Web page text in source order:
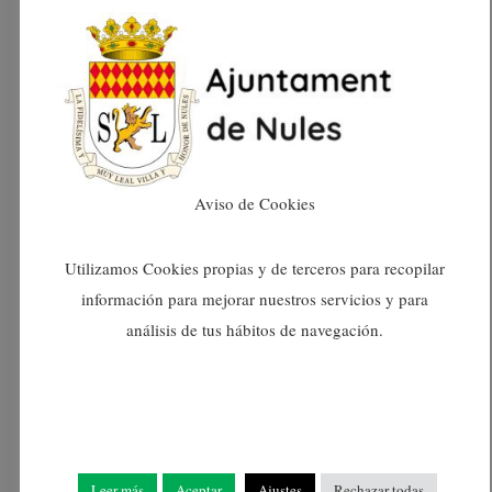
En rebre l’ajuda addicional que necessiten, hi ha
una probabilitat més gran de tancar les bretxes
d’aprenentatge i augmentar la confiança de les
alumnes en les seues habilitats, així com de
desenvolupar habilitats socials i emocionals,
Aviso de Cookies
Utilizamos Cookies propias y de terceros para recopilar
información para mejorar nuestros servicios y para
análisis de tus hábitos de navegación.